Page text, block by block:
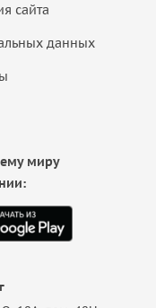
сайта
данных
миру